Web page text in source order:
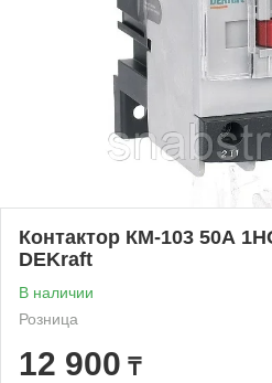
Контактор КМ-103 50А
DEKraft
В наличии
Розница
12 900 ₸